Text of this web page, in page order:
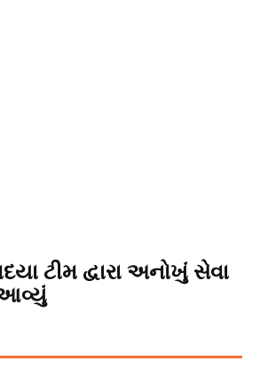
ટીમ દ્વારા અનોખું સેવા
આવ્યું